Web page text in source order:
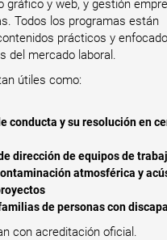
gráfico y web, y gestión
Todos los programas están
prácticos y
del mercado laboral.
útiles como:
conducta y su resolución en
dirección de equipos de
atmosférica y
de personas con
con acreditación oficial.